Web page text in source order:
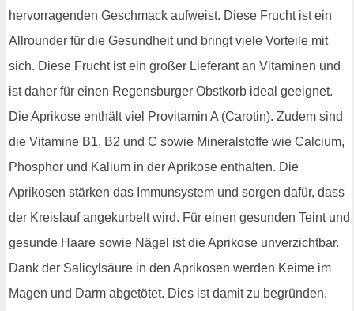
hervorragenden Geschmack aufweist. Diese Frucht ist ein
Allrounder für die Gesundheit und bringt viele Vorteile mit
sich. Diese Frucht ist ein großer Lieferant an Vitaminen und
ist daher für einen Regensburger Obstkorb ideal geeignet.
Die Aprikose enthält viel Provitamin A (Carotin). Zudem sind
die Vitamine B1, B2 und C sowie Mineralstoffe wie Calcium,
Phosphor und Kalium in der Aprikose enthalten. Die
Aprikosen stärken das Immunsystem und sorgen dafür, dass
der Kreislauf angekurbelt wird. Für einen gesunden Teint und
gesunde Haare sowie Nägel ist die Aprikose unverzichtbar.
Dank der Salicylsäure in den Aprikosen werden Keime im
Magen und Darm abgetötet. Dies ist damit zu begründen,